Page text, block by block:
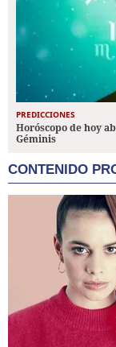
PREDICCIONES
Horóscopo de hoy
Géminis
CONTENIDO